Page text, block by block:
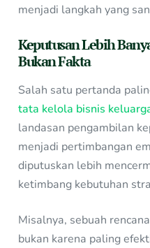
menjadi langkah yang
Keputusan Lebih
Bukan Fakta
Salah satu pertanda
tata kelola bisnis
landasan pengambilan
menjadi pertimbangan
diputuskan lebih
ketimbang kebutuhan
Misalnya, sebuah
bukan karena paling